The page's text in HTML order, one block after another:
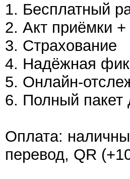
1. Бесплатный
2. Акт приёмки
3. Страхование
4. Надёжная
5. Онлайн-
6. Полный пакет
Оплата:
перевод, QR